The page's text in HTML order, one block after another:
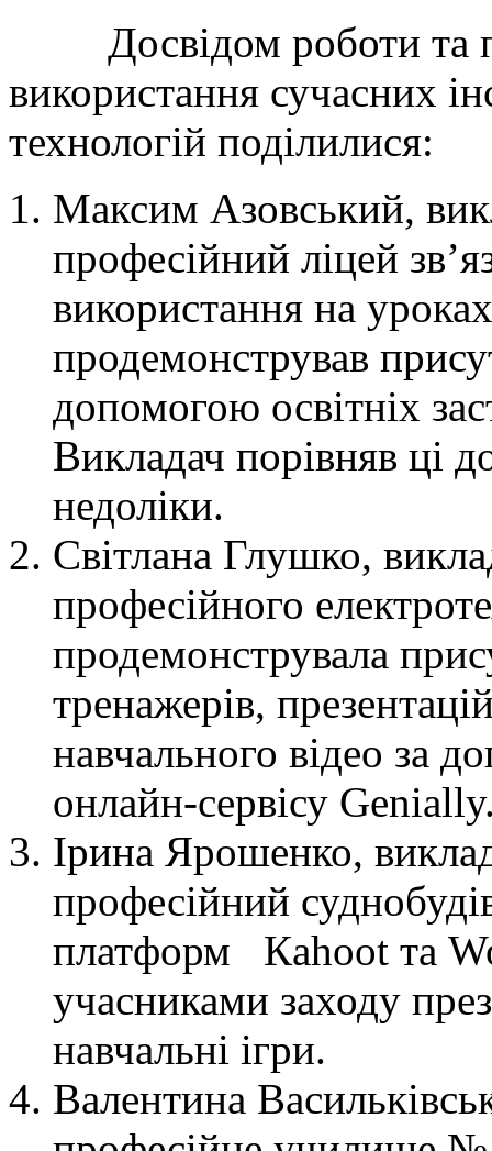
Досвідом роботи та
використання сучасних
технологій поділилися:
Максим Азовський,
професійний ліцей
використання на
продемонстрував
допомогою освітніх
Викладач порівняв ці
недоліки.
Світлана Глушко,
професійного
продемонструвала
тренажерів,
навчального відео за
онлайн-сервісу
Ірина Ярошенко,
професійний
платформ Кahoot та
учасниками заходу
навчальні ігри.
Валентина